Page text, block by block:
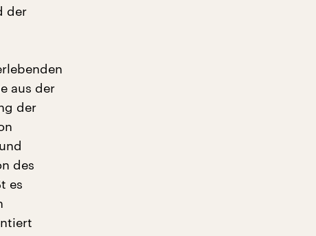
der
aus der
der
des
es